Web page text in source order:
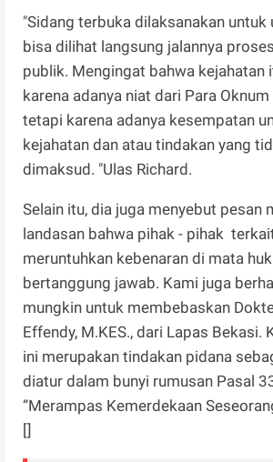
"Sidang terbuka dilaksanakan untuk
bisa dilihat langsung jalannya
publik. Mengingat bahwa kejahatan
karena adanya niat dari Para
tetapi karena adanya kesempatan
kejahatan dan atau tindakan yang
dimaksud. "Ulas Richard.
Selain itu, dia juga menyebut pesan
landasan bahwa pihak - pihak
meruntuhkan kebenaran di mata
bertanggung jawab. Kami juga
mungkin untuk membebaskan
Effendy, M.KES., dari Lapas Bekasi.
ini merupakan tindakan pidana
diatur dalam bunyi rumusan Pasal
“Merampas Kemerdekaan
[]